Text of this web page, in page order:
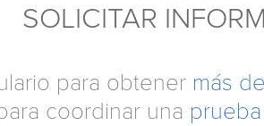
SOLICITAR
para obtener más
coordinar una